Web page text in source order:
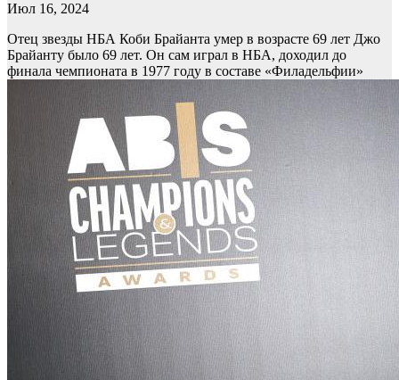
Июл 16, 2024
Отец звезды НБА Коби Брайанта умер в возрасте 69 лет Джо
Брайанту было 69 лет. Он сам играл в НБА, доходил до
финала чемпионата в 1977 году в составе «Филадельфии»